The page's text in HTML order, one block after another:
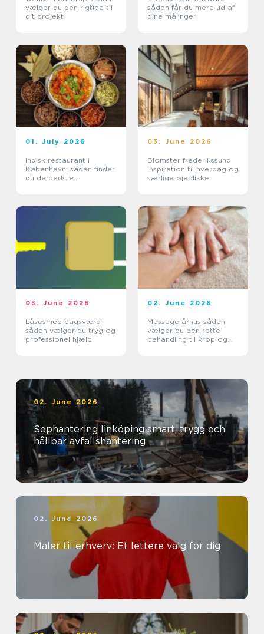
vælger du den rigtige til
dit projekt
sådan får du mere ud af
dine målinger
01. July 2026
Indisk restaurant i
København: sådan finder
du de bedste
03. June 2026
Blomster frederikssund
inspiration til hverdag og
særlige øjeblikke
03. June 2026
Låsesmed bagsværd
sådan vælger du tryg og
professionel hjælp
02. June 2026
Massage århus sådan
vælger du den rette
behandling til krop og
02. June 2026
Sophantering linköping smart, trygg och
hållbar avfallshantering
02. June 2026
Maler til erhverv: Et lettere valg for dig